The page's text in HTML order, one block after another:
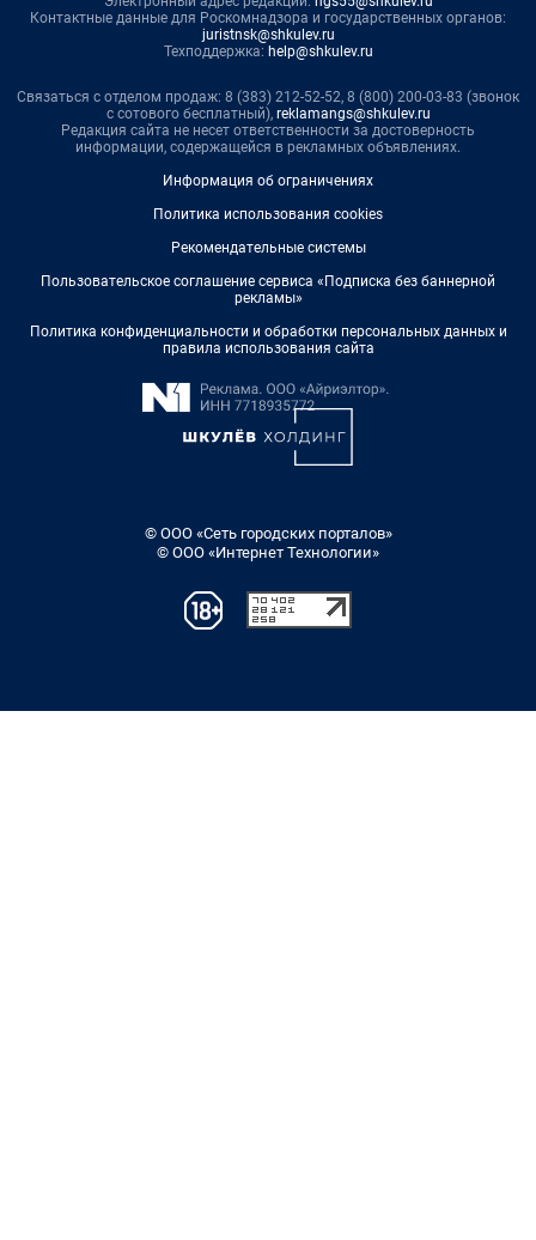
Контактные данные для Роскомнадзора и государственных органов:
juristnsk@shkulev.ru
Техподдержка: help@shkulev.ru
Связаться с отделом продаж: 8 (383) 212-52-52, 8 (800) 200-03-83 (звонок
с сотового бесплатный), reklamangs@shkulev.ru
Редакция сайта не несет ответственности за достоверность
информации, содержащейся в рекламных объявлениях.
Информация об ограничениях
Политика использования cookies
Рекомендательные системы
Пользовательское соглашение сервиса «Подписка без баннерной
рекламы»
Политика конфиденциальности и обработки персональных данных и
правила использования сайта
© ООО «Сеть городских порталов»
© ООО «Интернет Технологии»